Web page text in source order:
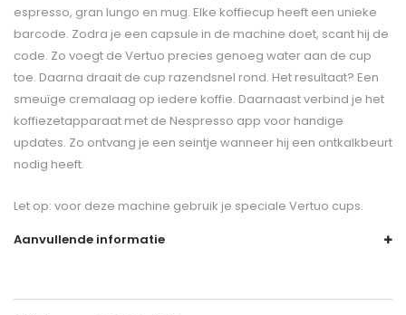
espresso, gran lungo en mug. Elke koffiecup heeft een unieke
barcode. Zodra je een capsule in de machine doet, scant hij de
code. Zo voegt de Vertuo precies genoeg water aan de cup
toe. Daarna draait de cup razendsnel rond. Het resultaat? Een
smeuïge cremalaag op iedere koffie. Daarnaast verbind je het
koffiezetapparaat met de Nespresso app voor handige
updates. Zo ontvang je een seintje wanneer hij een ontkalkbeurt
nodig heeft.
Let op: voor deze machine gebruik je speciale Vertuo cups.
Aanvullende informatie